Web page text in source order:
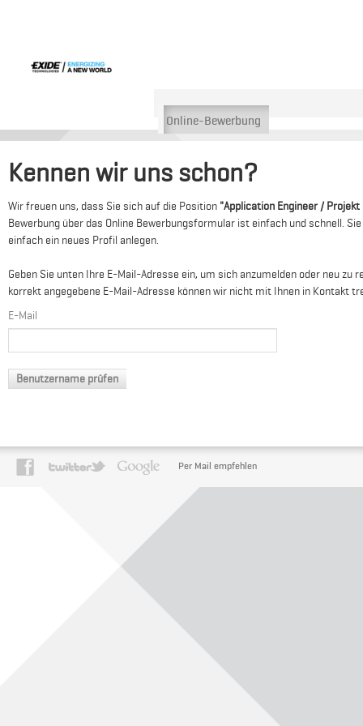
Online-Bewerbung
Kennen wir uns schon?
Wir freuen uns, dass Sie sich auf die Position "Application Engineer /
Bewerbung über das Online Bewerbungsformular ist einfach und schnell.
einfach ein neues Profil anlegen.
Geben Sie unten Ihre E-Mail-Adresse ein, um sich anzumelden oder neu
korrekt angegebene E-Mail-Adresse können wir nicht mit Ihnen in Kontakt
E-Mail
Benutzername prüfen
Per Mail empfehlen